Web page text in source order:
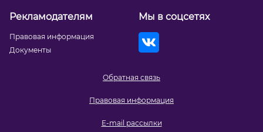
Обратная связь
Правовая информация
E-mail рассылки
Рекламодателям
Правовая информация
Документы
Мы в соцсетях